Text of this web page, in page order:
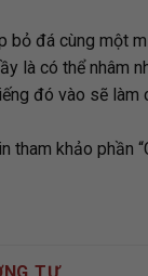
bỏ đá cùng một
là có thể nhâm
đó vào sẽ làm
tham khảo phần